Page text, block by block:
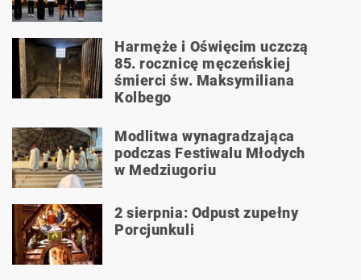
Harmęże i Oświęcim uczczą
85. rocznicę męczeńskiej
śmierci św. Maksymiliana
Kolbego
Modlitwa wynagradzająca
podczas Festiwalu Młodych
w Medziugoriu
2 sierpnia: Odpust zupełny
Porcjunkuli